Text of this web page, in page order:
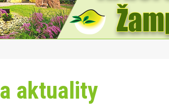
a aktuality